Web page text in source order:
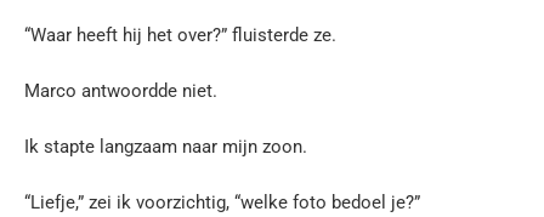
“Waar heeft hij het over?” fluisterde ze.
Marco antwoordde niet.
Ik stapte langzaam naar mijn zoon.
“Liefje,” zei ik voorzichtig, “welke foto bedoel je?”